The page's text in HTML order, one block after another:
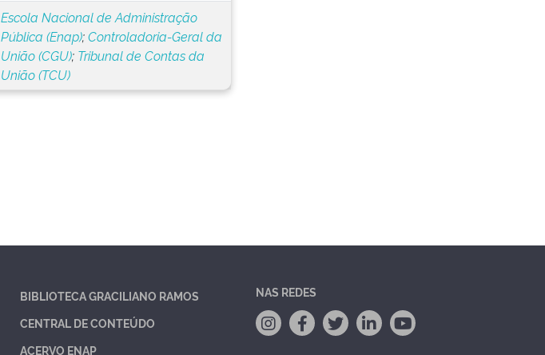
Escola Nacional de Administração
Pública (Enap);Controladoria-Geral da
União (CGU); Tribunal de Contas da
União (TCU)
BIBLIOTECA GRACILIANO RAMOS
CENTRAL DE CONTEÚDO
ACERVO ENAP
NAS REDES